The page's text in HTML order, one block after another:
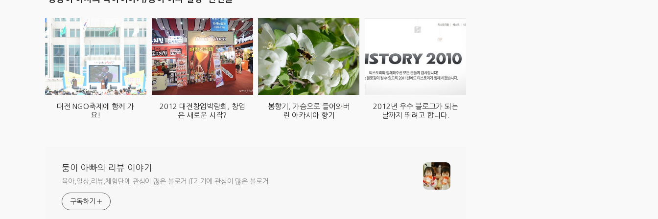
대전 NGO축제에 함께 가
요!
2012 대전창업박람회, 창업
은 새로운 시작?
봄향기, 가슴으로 들어와버
린 아카시아 향기
2012년 우수 블로그가 되는
날까지 뛰려고 합니다.
둥이 아빠의 리뷰 이야기
육아,일상,리뷰,체험단에 관심이 많은 블로거 IT기기에 관심이 많은 블로거
구독하기